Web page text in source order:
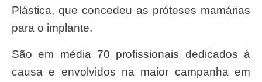
Plástica, que concedeu as próteses mamárias
para o implante.
São em média 70 profissionais dedicados à
causa e envolvidos na maior campanha em